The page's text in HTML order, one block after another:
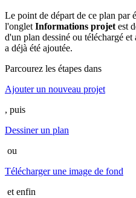
Le point de départ de ce plan par
l'ongletInformations projetest
d'un plan dessiné ou téléchargé
a déjà été ajoutée.
Parcourez les étapes dans
Ajouter un nouveau projet
, puis
Dessiner un plan
ou
Télécharger une image de fond
et enfin